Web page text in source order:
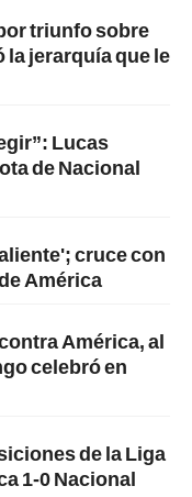
triunfo sobre
jerarquía que le
Lucas
de Nacional
cruce con
América
América, al
celebró en
de la Liga
1-0 Nacional